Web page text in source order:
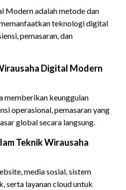
Modern adalah metode dan
teknologi digital
pemasaran, dan
Digital Modern
memberikan keunggulan
operasional, pemasaran yang
global secara langsung.
Teknik Wirausaha
media sosial, sistem
serta layanan cloud untuk